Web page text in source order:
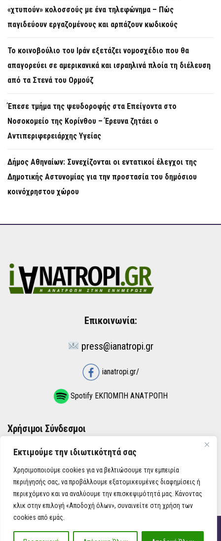
Εκτιμούμε την ιδιωτικότητά σας
Χρησιμοποιούμε cookies για να βελτιώσουμε την εμπειρία
περιήγησής σας, να προβάλλουμε εξατομικευμένες διαφημίσεις ή
περιεχόμενο και να αναλύουμε την επισκεψιμότητά μας. Κάνοντας
κλικ στην επιλογή «Αποδοχή όλων», συναινείτε στη χρήση των
cookies από εμάς.
«χτυπούν» κολοσσούς με ένα τηλεφώνημα – Πώς
παγιδεύουν εργαζομένους και αρπάζουν κωδικούς
Το κοινοβούλιο του Ιράν εξετάζει νομοσχέδιο που θα
απαγορεύει σε αμερικανικά και ισραηλινά πλοία τη διέλευση
από τα Στενά του Ορμούζ
Έπεσε τμήμα της ψευδοροφής στα Επείγοντα στο
Νοσοκομείο της Κορίνθου – Έρευνα ζητάει ο
Αντιπεριφερειάρχης Υγείας
Δήμος Αθηναίων: Συνεχίζονται οι εντατικοί έλεγχοι της
Δημοτικής Αστυνομίας για την προστασία του δημόσιου
κοινόχρηστου χώρου
Επικοινωνία:
press@ianatropi.gr
ianatropi.gr/
Spotify ΕΚΠΟΜΠΗ ΑΝΑΤΡΟΠΗ
Χρήσιμοι Σύνδεσμοι
ΌΡΟΙ ΧΡΉΣΗΣ
ΠΟΛΙΤΙΚΉ ΑΠΟΡΡΉΤΟΥ
iAnatropi ©